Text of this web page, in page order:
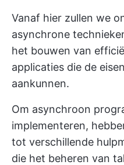
Vanaf hier zullen we
asynchrone
het bouwen van
applicaties die de
aankunnen.
Om asynchroon
implementeren,
tot verschillende
die het beheren van